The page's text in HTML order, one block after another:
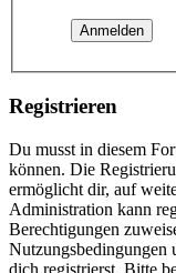
Registrieren
Du musst in diesem
können. Die
ermöglicht dir, auf
Administration kann
Berechtigungen
Nutzungsbedingungen
dich registrierst. Bitte